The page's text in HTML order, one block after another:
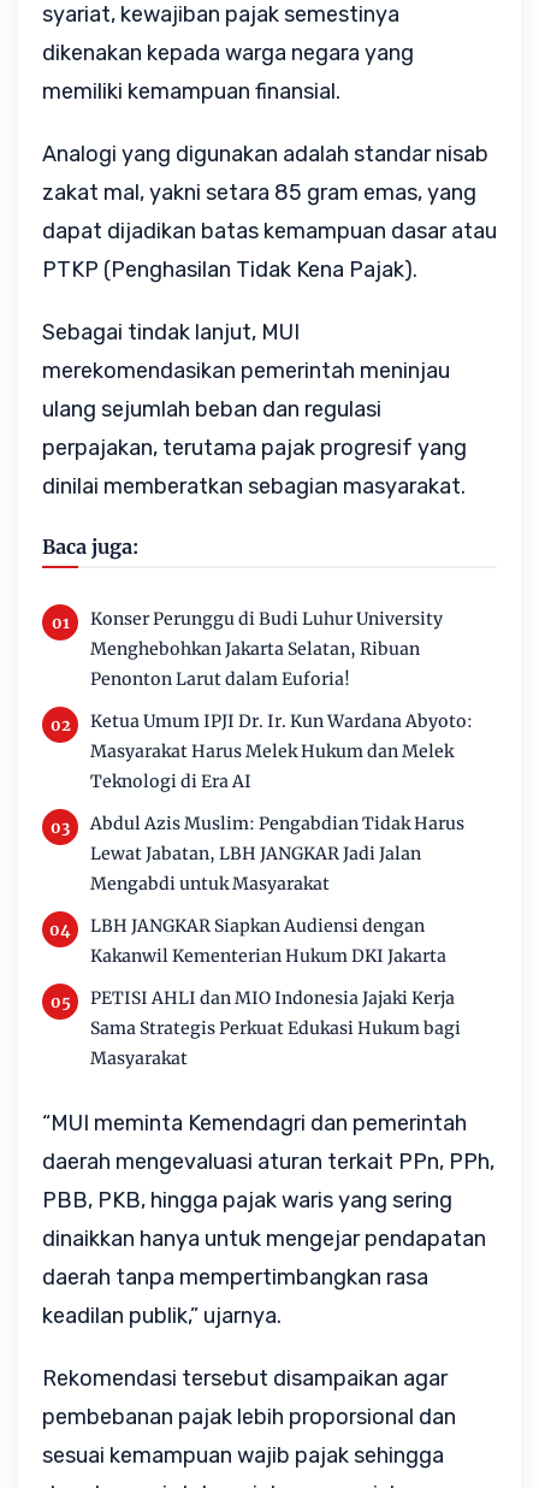
syariat, kewajiban pajak semestinya
dikenakan kepada warga negara yang
memiliki kemampuan finansial.
Analogi yang digunakan adalah standar nisab
zakat mal, yakni setara 85 gram emas, yang
dapat dijadikan batas kemampuan dasar atau
PTKP (Penghasilan Tidak Kena Pajak).
Sebagai tindak lanjut, MUI
merekomendasikan pemerintah meninjau
ulang sejumlah beban dan regulasi
perpajakan, terutama pajak progresif yang
dinilai memberatkan sebagian masyarakat.
Baca juga:
Konser Perunggu di Budi Luhur University
Menghebohkan Jakarta Selatan, Ribuan
Penonton Larut dalam Euforia!
Ketua Umum IPJI Dr. Ir. Kun Wardana Abyoto:
Masyarakat Harus Melek Hukum dan Melek
Teknologi di Era AI
Abdul Azis Muslim: Pengabdian Tidak Harus
Lewat Jabatan, LBH JANGKAR Jadi Jalan
Mengabdi untuk Masyarakat
LBH JANGKAR Siapkan Audiensi dengan
Kakanwil Kementerian Hukum DKI Jakarta
PETISI AHLI dan MIO Indonesia Jajaki Kerja
Sama Strategis Perkuat Edukasi Hukum bagi
Masyarakat
“MUI meminta Kemendagri dan pemerintah
daerah mengevaluasi aturan terkait PPn, PPh,
PBB, PKB, hingga pajak waris yang sering
dinaikkan hanya untuk mengejar pendapatan
daerah tanpa mempertimbangkan rasa
keadilan publik,” ujarnya.
Rekomendasi tersebut disampaikan agar
pembebanan pajak lebih proporsional dan
sesuai kemampuan wajib pajak sehingga